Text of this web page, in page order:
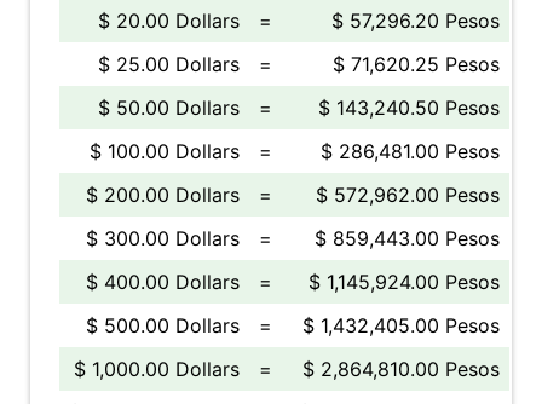
$ 20.00 Dollars
=
$ 57,296.20 Pesos
$ 25.00 Dollars
=
$ 71,620.25 Pesos
$ 50.00 Dollars
=
$ 143,240.50 Pesos
$ 100.00 Dollars
=
$ 286,481.00 Pesos
$ 200.00 Dollars
=
$ 572,962.00 Pesos
$ 300.00 Dollars
=
$ 859,443.00 Pesos
$ 400.00 Dollars
=
$ 1,145,924.00 Pesos
$ 500.00 Dollars
=
$ 1,432,405.00 Pesos
$ 1,000.00 Dollars
=
$ 2,864,810.00 Pesos